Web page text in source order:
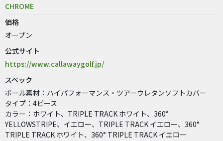
CHROME
価格
オープン
公式サイト
https://www.callawaygolf.jp/
スペック
ボール素材：ハイパフォーマンス・ツアーウレタンソフトカバー
タイプ：4ピース
カラー：ホワイト、TRIPLE TRACK ホワイト、360°
YELLOWSTRIPE、イエロー、TRIPLE TRACK イエロー、360°
TRIPLE TRACK ホワイト、360° TRIPLE TRACK イエロー